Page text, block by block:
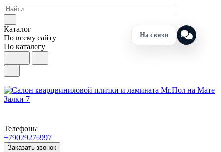
Каталог
По всему сайту
По каталогу
Телефоны
+79029276997
Заказать звонок
На связи